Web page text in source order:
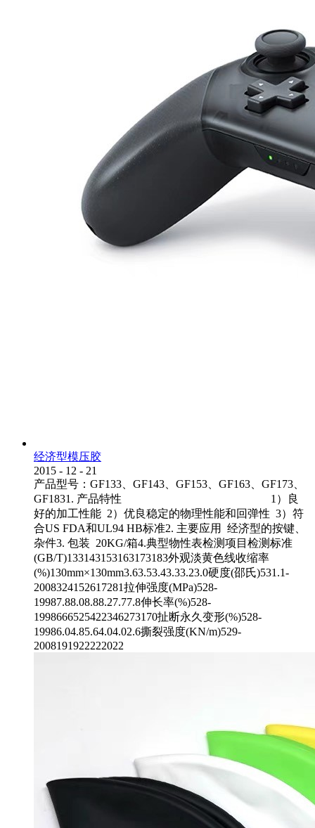
经济型模压胶
2015 - 12 - 21
产品型号：GF133、GF143、GF153、GF163、GF173、
GF1831. 产品特性 1）良
好的加工性能 2）优良稳定的物理性能和回弹性 3）符
合US FDA和UL94 HB标准2. 主要应用 经济型的按键、
杂件3. 包装 20KG/箱4.典型物性表检测项目检测标准
(GB/T)133143153163173183外观淡黄色线收缩率
(%)130mm×130mm3.63.53.43.33.23.0硬度(邵氏)531.1-
2008324152617281拉伸强度(MPa)528-
19987.88.08.88.27.77.8伸长率(%)528-
1998666525422346273170扯断永久变形(%)528-
19986.04.85.64.04.02.6撕裂强度(KN/m)529-
2008191922222022